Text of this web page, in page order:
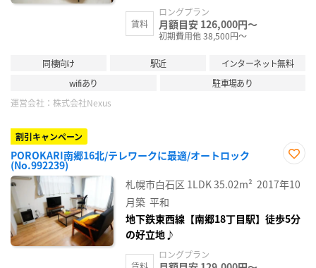
賃料
ロングプラン
月額目安 126,000円～
初期費用他 38,500円～
同棲向け 駅近
インターネット無料
wifiあり
駐車場あり
運営会社： 株式会社Nexus
割引キャンペーン
POROKARI南郷16北/テレワークに最適/オートロック
(No.992239)
に入
り登
札幌市白石区 1LDK35.02m² 2017年10
月築 平和
地下鉄東西線【南郷18丁目駅】徒歩5分
の好立地♪
ロングプラン